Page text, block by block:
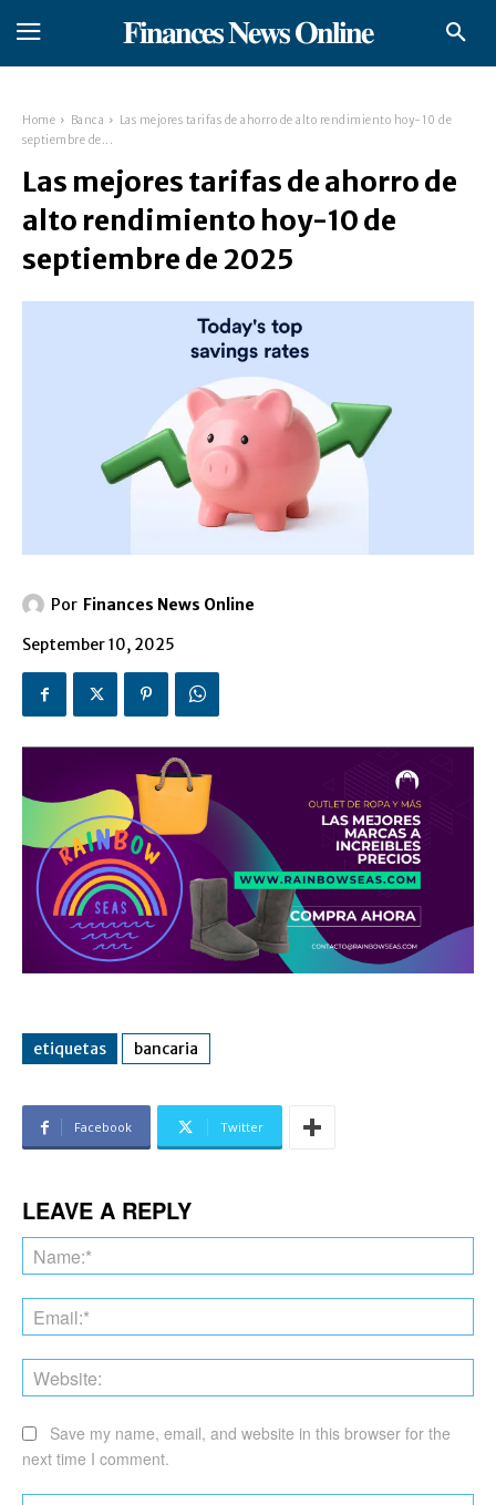
𝐅𝐢𝐧𝐚𝐧𝐜𝐞𝐬 𝐍𝐞𝐰𝐬 𝐎𝐧𝐥𝐢𝐧𝐞
Home Banca
Las mejores tarifas de ahorro de alto rendimiento hoy-10 de
septiembre de...
Las mejores tarifas de ahorro de
alto rendimiento hoy-10 de
septiembre de 2025
Por Finances News Online
September 10, 2025
etiquetas bancaria
Facebook Twitter
LEAVE A REPLY
Save my name, email, and website in this browser for the
next time I comment.